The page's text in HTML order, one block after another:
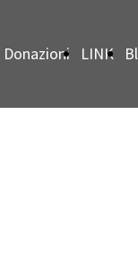
Donazioni LINK